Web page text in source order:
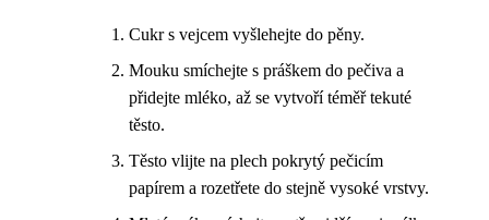
Cukr s vejcem vyšlehejte do pěny.
Mouku smíchejte s práškem do pečiva a
přidejte mléko, až se vytvoří téměř tekuté
těsto.
Těsto vlijte na plech pokrytý pečicím
papírem a rozetřete do stejně vysoké vrstvy.